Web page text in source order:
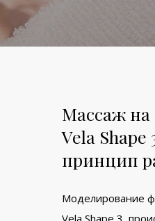
Массаж на
Vela Shape
принцип
Моделирование
Vela Shape 3